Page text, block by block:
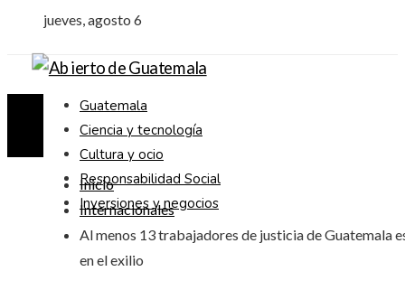
jueves, agosto 6
Guatemala
Ciencia y tecnología
Cultura y ocio
Responsabilidad Social
Inversiones y negocios
Inicio
Internacionales
Al menos 13 trabajadores de justicia de Guatemala
en el exilio